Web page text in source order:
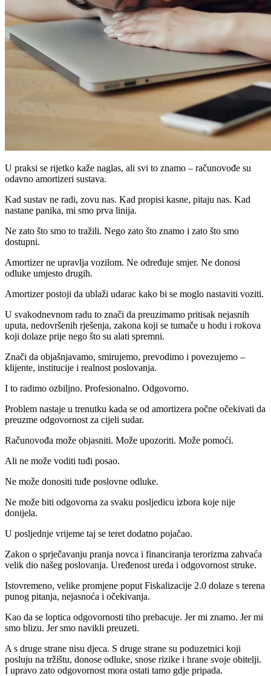
U praksi se rijetko kaže naglas, ali svi to znamo – računovođe su
odavno amortizeri sustava.
Kad sustav ne radi, zovu nas. Kad propisi kasne, pitaju nas. Kad
nastane panika, mi smo prva linija.
Ne zato što smo to tražili. Nego zato što znamo i zato što smo
dostupni.
Amortizer ne upravlja vozilom. Ne određuje smjer. Ne donosi
odluke umjesto drugih.
Amortizer postoji da ublaži udarac kako bi se moglo nastaviti voziti.
U svakodnevnom radu to znači da preuzimamo pritisak nejasnih
uputa, nedovršenih rješenja, zakona koji se tumače u hodu i rokova
koji dolaze prije nego što su alati spremni.
Znači da objašnjavamo, smirujemo, prevodimo i povezujemo –
klijente, institucije i realnost poslovanja.
I to radimo ozbiljno. Profesionalno. Odgovorno.
Problem nastaje u trenutku kada se od amortizera počne očekivati da
preuzme odgovornost za cijeli sudar.
Računovođa može objasniti. Može upozoriti. Može pomoći.
Ali ne može voditi tuđi posao.
Ne može donositi tuđe poslovne odluke.
Ne može biti odgovorna za svaku posljedicu izbora koje nije
donijela.
U posljednje vrijeme taj se teret dodatno pojačao.
Zakon o sprječavanju pranja novca i financiranja terorizma zahvaća
velik dio našeg poslovanja. Uređenost ureda i odgovornost struke.
Istovremeno, velike promjene poput Fiskalizacije 2.0 dolaze s terena
punog pitanja, nejasnoća i očekivanja.
Kao da se loptica odgovornosti tiho prebacuje. Jer mi znamo. Jer mi
smo blizu. Jer smo navikli preuzeti.
A s druge strane nisu djeca. S druge strane su poduzetnici koji
posluju na tržištu, donose odluke, snose rizike i hrane svoje obitelji.
I upravo zato odgovornost mora ostati tamo gdje pripada.